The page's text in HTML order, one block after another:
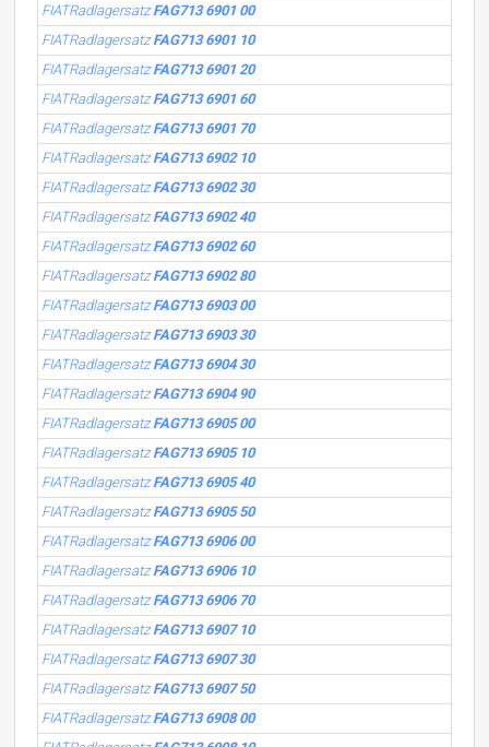
FIATRadlagersatzFAG713 6901 00
FIATRadlagersatzFAG713 6901 10
FIATRadlagersatzFAG713 6901 20
FIATRadlagersatzFAG713 6901 60
FIATRadlagersatzFAG713 6901 70
FIATRadlagersatzFAG713 6902 10
FIATRadlagersatzFAG713 6902 30
FIATRadlagersatzFAG713 6902 40
FIATRadlagersatzFAG713 6902 60
FIATRadlagersatzFAG713 6902 80
FIATRadlagersatzFAG713 6903 00
FIATRadlagersatzFAG713 6903 30
FIATRadlagersatzFAG713 6904 30
FIATRadlagersatzFAG713 6904 90
FIATRadlagersatzFAG713 6905 00
FIATRadlagersatzFAG713 6905 10
FIATRadlagersatzFAG713 6905 40
FIATRadlagersatzFAG713 6905 50
FIATRadlagersatzFAG713 6906 00
FIATRadlagersatzFAG713 6906 10
FIATRadlagersatzFAG713 6906 70
FIATRadlagersatzFAG713 6907 10
FIATRadlagersatzFAG713 6907 30
FIATRadlagersatzFAG713 6907 50
FIATRadlagersatzFAG713 6908 00